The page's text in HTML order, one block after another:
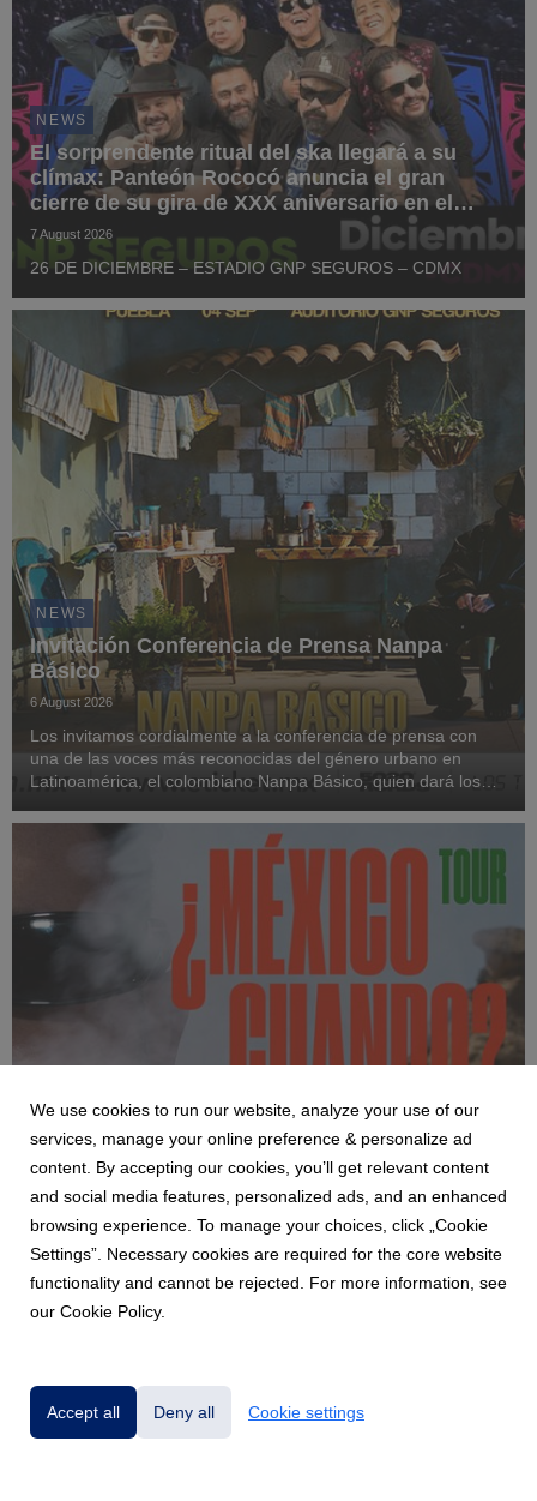
NEWS
El sorprendente ritual del ska llegará a su
clímax: Panteón Rococó anuncia el gran
cierre de su gira de XXX aniversario en el
Estadio GNP Seguros
7 August 2026
26 DE DICIEMBRE – ESTADIO GNP SEGUROS – CDMX
NEWS
Invitación Conferencia de Prensa Nanpa
Básico
6 August 2026
Los invitamos cordialmente a la conferencia de prensa con
una de las voces más reconocidas del género urbano en
Latinoamérica, el colombiano Nanpa Básico, quien dará los
hasta ahora, en el Palacio de los Depor...
ALIZZZ, UNA DE LAS VOCES MÁS
IMPORTANTES DE LA MÚSICA EN ESPAÑOL
LLEGA AL PABELLÓN OESTE
6 August 2026
BANAMEX: 10 DE AGOSTO
We use cookies to run our website, analyze your use of our
services, manage your online preference & personalize ad
content. By accepting our cookies, you’ll get relevant content
and social media features, personalized ads, and an enhanced
browsing experience. To manage your choices, click „Cookie
Settings”. Necessary cookies are required for the core website
functionality and cannot be rejected. For more information, see
our Cookie Policy.
Accept all Deny all Cookie settings